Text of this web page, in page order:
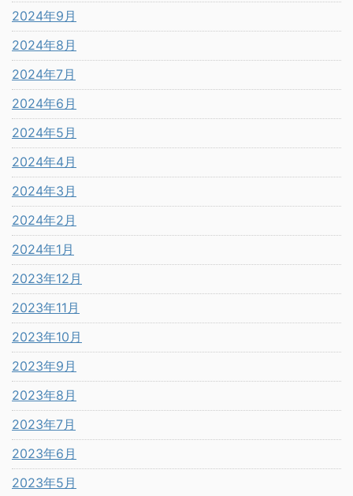
2024年9月
2024年8月
2024年7月
2024年6月
2024年5月
2024年4月
2024年3月
2024年2月
2024年1月
2023年12月
2023年11月
2023年10月
2023年9月
2023年8月
2023年7月
2023年6月
2023年5月